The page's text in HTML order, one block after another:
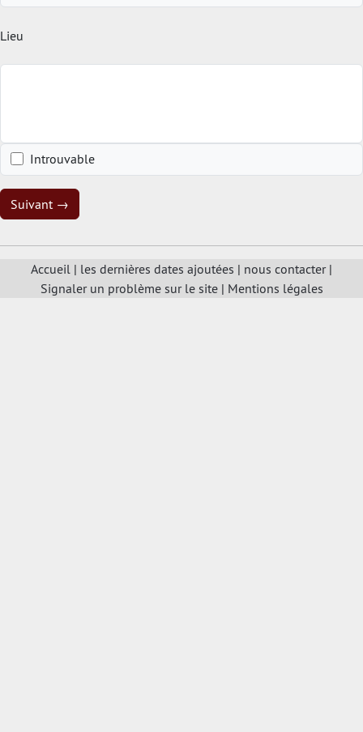
Lieu
Introuvable
Suivant →
Accueil | les dernières dates ajoutées | nous contacter|
Signaler un problème sur le site| Mentions légales